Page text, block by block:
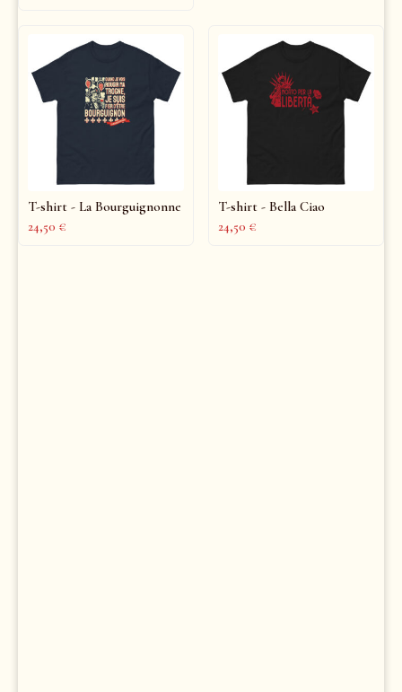
T-shirt - La Bourguignonne
24,50 €
T-shirt - Bella Ciao
24,50 €